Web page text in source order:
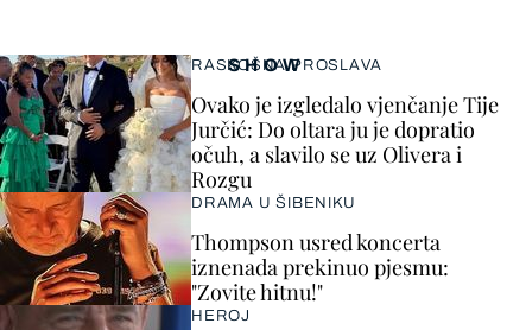
SHOW
RASKOŠNA PROSLAVA
Ovako je izgledalo vjenčanje Tije
Jurčić: Do oltara ju je dopratio
očuh, a slavilo se uz Olivera i
Rozgu
DRAMA U ŠIBENIKU
Thompson usred koncerta
iznenada prekinuo pjesmu:
"Zovite hitnu!"
HEROJ